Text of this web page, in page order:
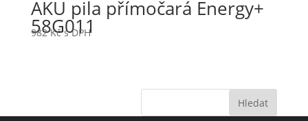
AKU pila přímočará Energy+
58G011
982Kč s DPH